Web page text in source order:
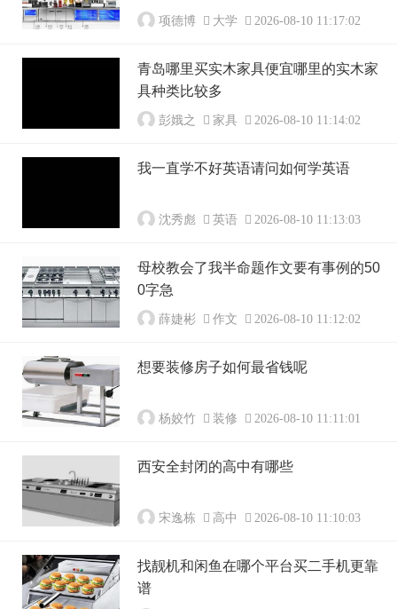
蔬菜和...项德博 大学 2026-08-10 11:17:02
青岛哪里买实木家具便宜哪里的实木家
具种类比较多
彭娥之 家具 2026-08-10 11:14:02
我一直学不好英语请问如何学英语
沈秀彪 英语 2026-08-10 11:13:03
母校教会了我半命题作文要有事例的50
0字急
薛婕彬 作文 2026-08-10 11:12:02
想要装修房子如何最省钱呢
杨姣竹 装修 2026-08-10 11:11:01
西安全封闭的高中有哪些
宋逸栋 高中 2026-08-10 11:10:03
找靓机和闲鱼在哪个平台买二手机更靠
谱